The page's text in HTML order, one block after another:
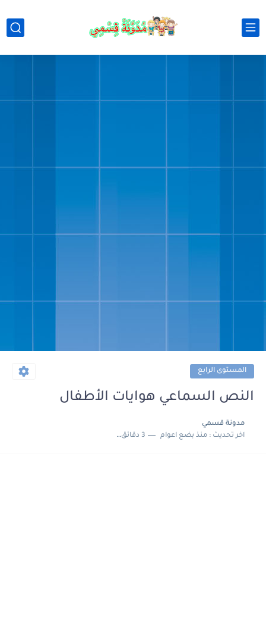
المستوى الرابع
النص السماعي هوايات الأطفال
مدونة قسمي
اخر تحديث :منذ بضع اعوام 3 دقائق للقراءة